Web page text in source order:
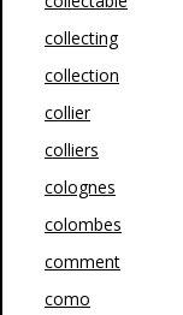
collecting
collection
collier
colliers
colognes
colombes
comment
como